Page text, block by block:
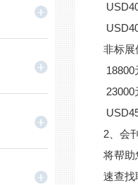
非标展
18800
23000
2、会
将帮助
速查找